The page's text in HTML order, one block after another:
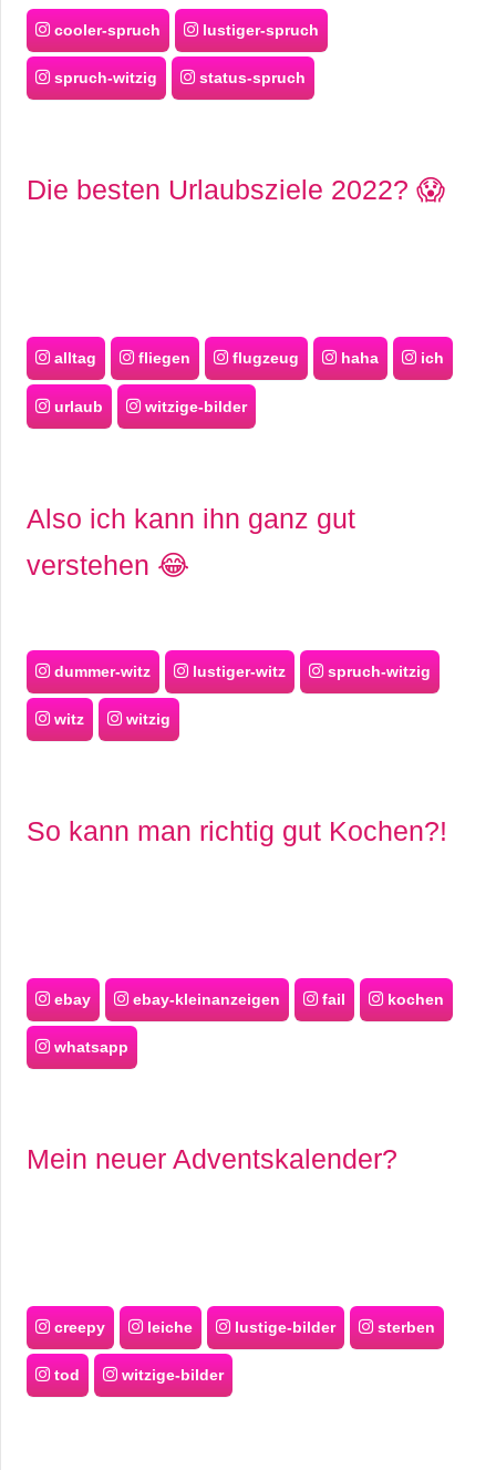
cooler-spruch lustiger-spruch
spruch-witzig status-spruch
Die besten Urlaubsziele 2022? 😱
alltag fliegen flugzeug haha ich
urlaub witzige-bilder
Also ich kann ihn ganz gut
verstehen 😂
dummer-witz lustiger-witz spruch-witzig
witz witzig
So kann man richtig gut Kochen?!
ebay ebay-kleinanzeigen fail kochen
whatsapp
Mein neuer Adventskalender?
creepy leiche lustige-bilder sterben
tod witzige-bilder